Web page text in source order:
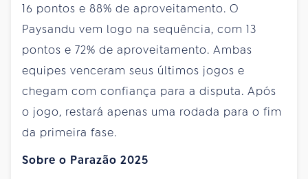
16 pontos e 88% de aproveitamento. O
Paysandu vem logo na sequência, com 13
pontos e 72% de aproveitamento. Ambas
equipes venceram seus últimos jogos e
chegam com confiança para a disputa. Após
o jogo, restará apenas uma rodada para o fim
da primeira fase.
Sobre o Parazão 2025